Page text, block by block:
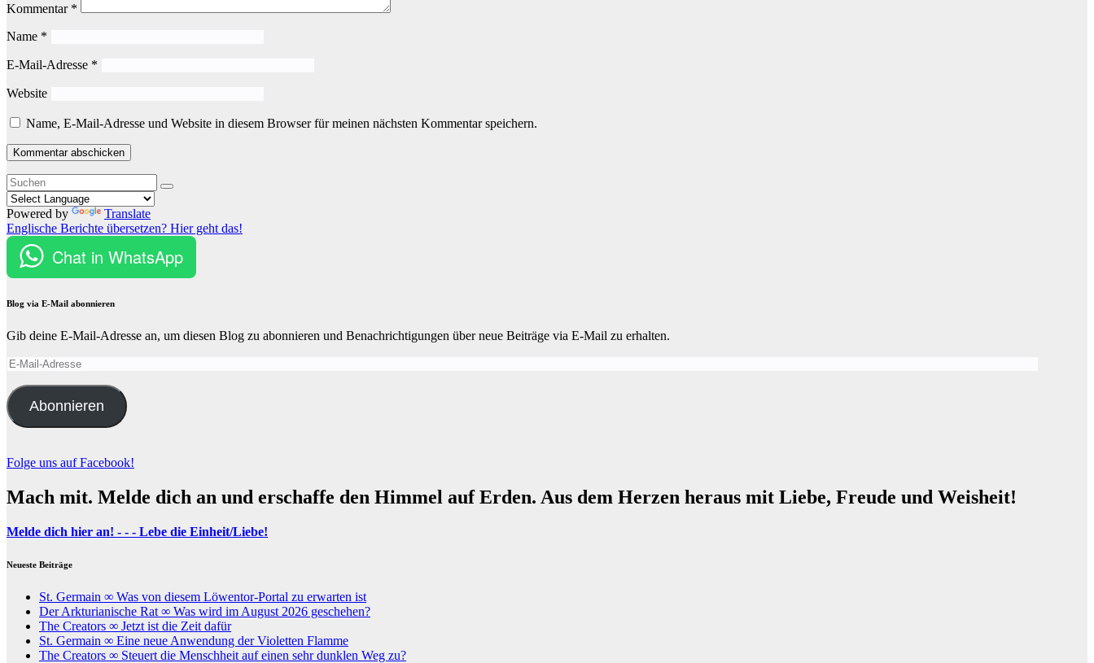
Kommentar *
Name *
E-Mail-Adresse *
Website
Name, E-Mail-Adresse und Website in diesem Browser für meinen nächsten Kommentar speichern.
Powered by
Translate
Englische Berichte übersetzen? Hier geht das!
Chat in WhatsApp
Blog via E-Mail abonnieren
Gib deine E-Mail-Adresse an, um diesen Blog zu abonnieren und Benachrichtigungen über neue Beiträge via E-Mail zu erhalten.
E-
Adresse
Abonnieren
Folge uns auf Facebook!
Mach mit. Melde dich an und erschaffe den Himmel auf Erden. Aus dem Herzen heraus mit Liebe, Freude und Weisheit!
Melde dich hier an! - - - Lebe die Einheit/Liebe!
Neueste Beiträge
St. Germain ∞ Was von diesem Löwentor-Portal zu erwarten ist
Der Arkturianische Rat ∞ Was wird im August 2026 geschehen?
The Creators ∞ Jetzt ist die Zeit dafür
St. Germain ∞ Eine neue Anwendung der Violetten Flamme
The Creators ∞ Steuert die Menschheit auf einen sehr dunklen Weg zu?